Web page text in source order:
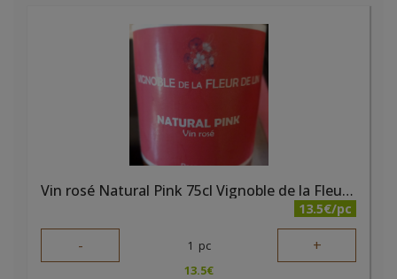
Vin rosé Natural Pink 75cl Vignoble de la Fleur de Lin
13.5€/pc
- 1 pc +
13.5€